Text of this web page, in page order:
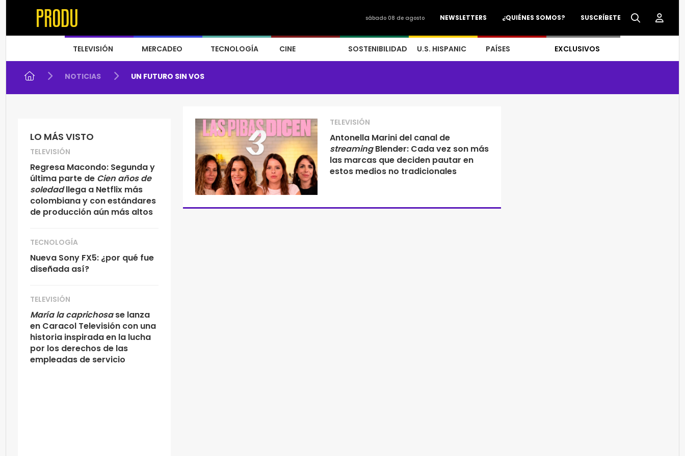
SUSCRÍBETE
¿QUIÉNES SOMOS?
NEWSLETTERS
sábado 08 de agosto
TELEVISIÓN MERCADEO TECNOLOGÍA CINE SOSTENIBILIDAD U.S. HISPANIC PAÍSES EXCLUSIVOS
NOTICIAS UN FUTURO SIN VOS
LO MÁS VISTO
TELEVISIÓN
Regresa Macondo: Segunda y
última parte de Cien años de
soledadllega a Netflix más
colombiana y con estándares
de producción aún más altos
TECNOLOGÍA
Nueva Sony FX5: ¿por qué fue
diseñada así?
TELEVISIÓN
María la caprichosase lanza
en Caracol Televisión con una
historia inspirada en la lucha
por los derechos de las
empleadas de servicio
TELEVISIÓN
Antonella Marini del canal de
streamingBlender: Cada vez son más
las marcas que deciden pautar en
estos medios no tradicionales